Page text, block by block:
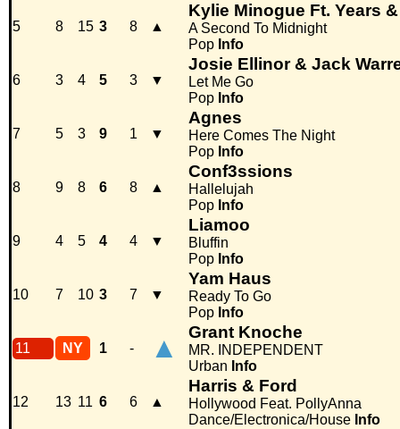
5 8 15 3 8 ▲
Kylie Minogue Ft. Years
A Second To Midnight
Pop Info
6 3 4 5 3 ▼
Josie Ellinor & Jack
Let Me Go
Pop Info
7 5 3 9 1 ▼
Agnes
Here Comes The Night
Pop Info
8 9 8 6 8 ▲
Conf3ssions
Hallelujah
Pop Info
9 4 5 4 4 ▼
Liamoo
Bluffin
Pop Info
10 7 10 3 7 ▼
Yam Haus
Ready To Go
Pop Info
11 NY 1 - ▲ Grant Knoche
MR. INDEPENDENT
Urban Info
12 13 11 6 6 ▲
Harris & Ford
Hollywood Feat. PollyAnna
Dance/Electronica/House Info